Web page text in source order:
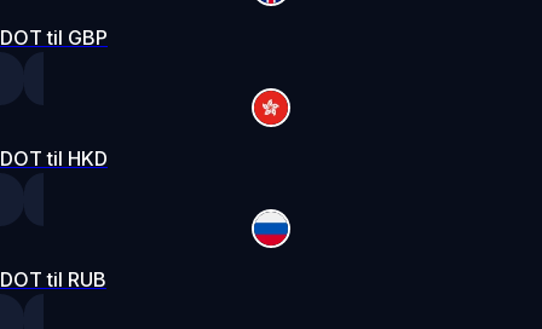
DOT til GBP
DOT til HKD
DOT til RUB